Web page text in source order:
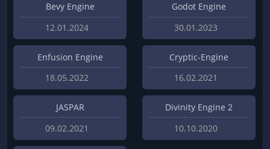
Bevy Engine
12.01.2024
Godot Engine
30.01.2023
Enfusion Engine
18.05.2022
Cryptic-Engine
16.02.2021
JASPAR
09.02.2021
Divinity Engine 2
10.10.2020